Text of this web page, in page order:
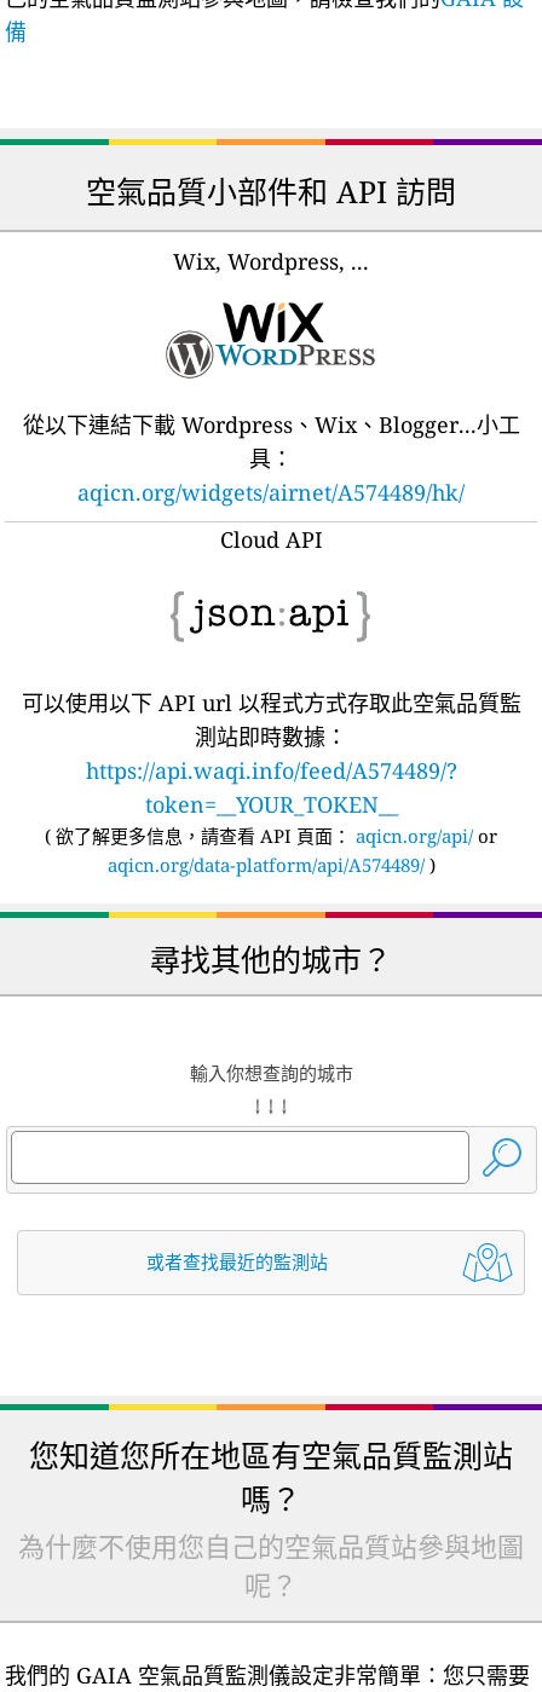
備
空氣品質小部件和 API 訪問
Wix, Wordpress, ...
從以下連結下載 Wordpress、Wix、Blogger...小工
具：
aqicn.org/widgets/airnet/A574489/hk/
Cloud API
可以使用以下 API url 以程式方式存取此空氣品質監
測站即時數據：
https://api.waqi.info/feed/A574489/?
token=__YOUR_TOKEN__
( 欲了解更多信息，請查看 API 頁面： aqicn.org/api/or
aqicn.org/data-platform/api/A574489/)
尋找其他的城市？
輸入你想查詢的城市
↓ ↓ ↓
或者查找最近的監測站
您知道您所在地區有空氣品質監測站
嗎？
為什麼不使用您自己的空氣品質站參與地圖
呢？
我們的 GAIA 空氣品質監測儀設定非常簡單：您只需要